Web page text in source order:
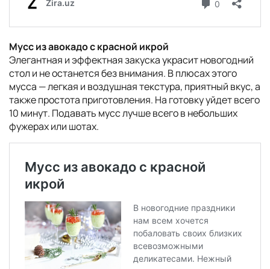
Мусс из авокадо с красной икрой
Элегантная и эффектная закуска украсит новогодний
стол и не останется без внимания. В плюсах этого
мусса — легкая и воздушная текстура, приятный вкус, а
также простота приготовления. На готовку уйдет всего
10 минут. Подавать мусс лучше всего в небольших
фужерах или шотах.